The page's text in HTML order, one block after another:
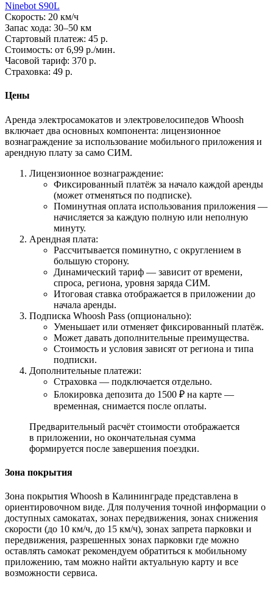
Ninebot S90L
Скорость: 20 км/ч
Запас хода: 30–50 км
Стартовый платеж: 45 р.
Стоимость: от 6,99 р./мин.
Часовой тариф: 370 р.
Страховка: 49 р.
Цены
Аренда электросамокатов и электровелосипедов Whoosh
включает два основных компонента: лицензионное
вознаграждение за использование мобильного приложения и
арендную плату за само СИМ.
Лицензионное вознаграждение:
Фиксированный платёж за начало каждой аренды
(может отменяться по подписке).
Поминутная оплата использования приложения —
начисляется за каждую полную или неполную
минуту.
Арендная плата:
Рассчитывается поминутно, с округлением в
большую сторону.
Динамический тариф — зависит от времени,
спроса, региона, уровня заряда СИМ.
Итоговая ставка отображается в приложении до
начала аренды.
Подписка Whoosh Pass (опционально):
Уменьшает или отменяет фиксированный платёж.
Может давать дополнительные преимущества.
Стоимость и условия зависят от региона и типа
подписки.
Дополнительные платежи:
Страховка — подключается отдельно.
Блокировка депозита до 1500 ₽ на карте —
временная, снимается после оплаты.
Предварительный расчёт стоимости отображается
в приложении, но окончательная сумма
формируется после завершения поездки.
Зона покрытия
Зона покрытия Whoosh в Калининграде представлена в
ориентировочном виде. Для получения точной информации о
доступных самокатах, зонах передвижения, зонах снижения
скорости (до 10 км/ч, до 15 км/ч), зонах запрета парковки и
передвижения, разрешенных зонах парковки где можно
оставлять самокат рекомендуем обратиться к мобильному
приложению, там можно найти актуальную карту и все
возможности сервиса.